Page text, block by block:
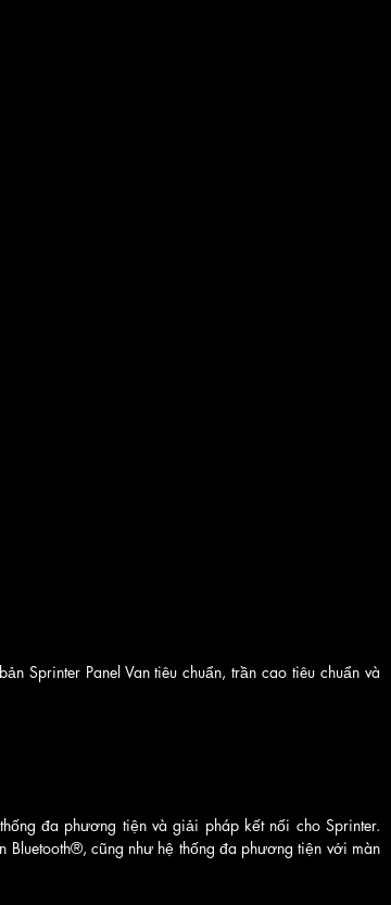
Sprinter Panel Van tiêu chuẩn, trần cao tiêu chuẩn và
đa phương tiện và giải pháp kết nối cho Sprinter.
cũng như hệ thống đa phương tiện với màn